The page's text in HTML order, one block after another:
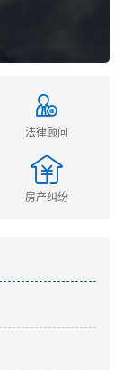
法律顾问
房产纠纷